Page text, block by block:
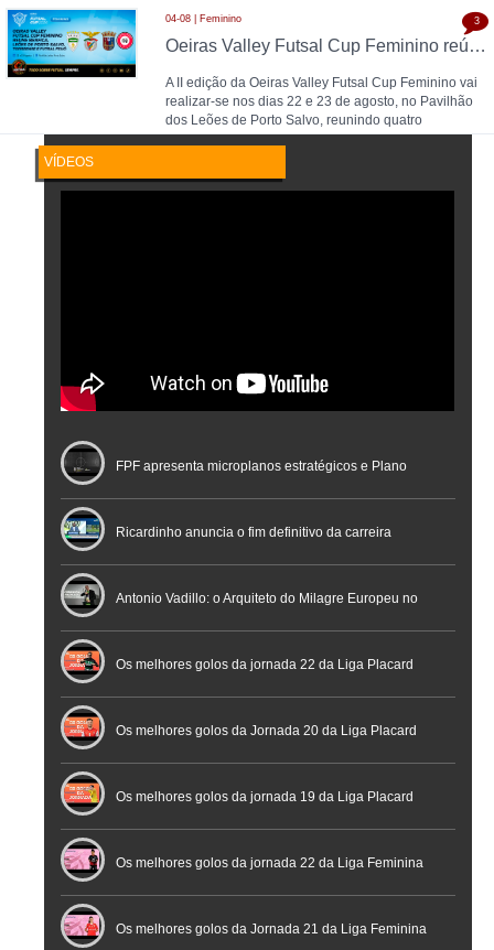
04-08 | Feminino
Oeiras Valley Futsal Cup Feminino reúne Benfica, Leões de Porto Salvo, Torreense e Futsal Feijó
A II edição da Oeiras Valley Futsal Cup Feminino vai
realizar-se nos dias 22 e 23 de agosto, no Pavilhão
dos Leões de Porto Salvo, reunindo quatro
3
VÍDEOS
FPF apresenta microplanos estratégicos e Plano
Nacional de Arbitragem
Ricardinho anuncia o fim definitivo da carreira
profissional em conferência histórica na Cidade do
Futebol
Antonio Vadillo: o Arquiteto do Milagre Europeu no
Futsal | Documentário
Os melhores golos da jornada 22 da Liga Placard
Os melhores golos da Jornada 20 da Liga Placard
Futsal
Os melhores golos da jornada 19 da Liga Placard
Os melhores golos da jornada 22 da Liga Feminina
Placard
Os melhores golos da Jornada 21 da Liga Feminina